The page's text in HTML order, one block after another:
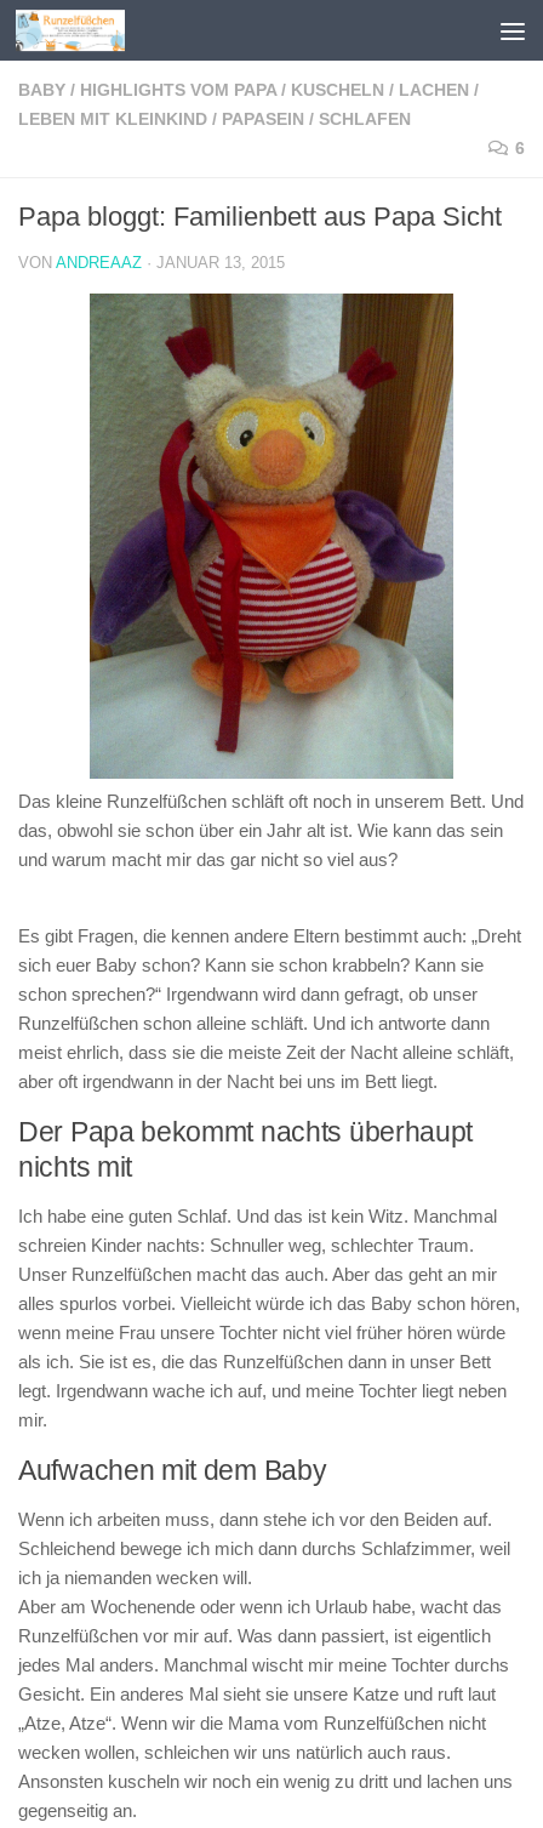
Zum Inhalt springen
BABY / HIGHLIGHTS VOM PAPA / KUSCHELN / LACHEN /
LEBEN MIT KLEINKIND / PAPASEIN / SCHLAFEN
6
Papa bloggt: Familienbett aus Papa Sicht
VON ANDREAAZ · JANUAR 13, 2015
Das kleine Runzelfüßchen schläft oft noch in unserem Bett. Und
das, obwohl sie schon über ein Jahr alt ist. Wie kann das sein
und warum macht mir das gar nicht so viel aus?
Es gibt Fragen, die kennen andere Eltern bestimmt auch: „Dreht
sich euer Baby schon? Kann sie schon krabbeln? Kann sie
schon sprechen?“ Irgendwann wird dann gefragt, ob unser
Runzelfüßchen schon alleine schläft. Und ich antworte dann
meist ehrlich, dass sie die meiste Zeit der Nacht alleine schläft,
aber oft irgendwann in der Nacht bei uns im Bett liegt.
Der Papa bekommt nachts überhaupt
nichts mit
Ich habe eine guten Schlaf. Und das ist kein Witz. Manchmal
schreien Kinder nachts: Schnuller weg, schlechter Traum.
Unser Runzelfüßchen macht das auch. Aber das geht an mir
alles spurlos vorbei. Vielleicht würde ich das Baby schon hören,
wenn meine Frau unsere Tochter nicht viel früher hören würde
als ich. Sie ist es, die das Runzelfüßchen dann in unser Bett
legt. Irgendwann wache ich auf, und meine Tochter liegt neben
mir.
Aufwachen mit dem Baby
Wenn ich arbeiten muss, dann stehe ich vor den Beiden auf.
Schleichend bewege ich mich dann durchs Schlafzimmer, weil
ich ja niemanden wecken will.
Aber am Wochenende oder wenn ich Urlaub habe, wacht das
Runzelfüßchen vor mir auf. Was dann passiert, ist eigentlich
jedes Mal anders. Manchmal wischt mir meine Tochter durchs
Gesicht. Ein anderes Mal sieht sie unsere Katze und ruft laut
„Atze, Atze“. Wenn wir die Mama vom Runzelfüßchen nicht
wecken wollen, schleichen wir uns natürlich auch raus.
Ansonsten kuscheln wir noch ein wenig zu dritt und lachen uns
gegenseitig an.